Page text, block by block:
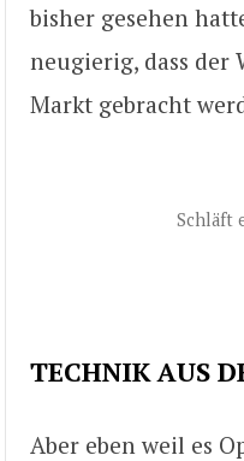
bisher gesehen
neugierig, dass der
Markt gebracht
Schläft
TECHNIK AUS
Aber eben weil es